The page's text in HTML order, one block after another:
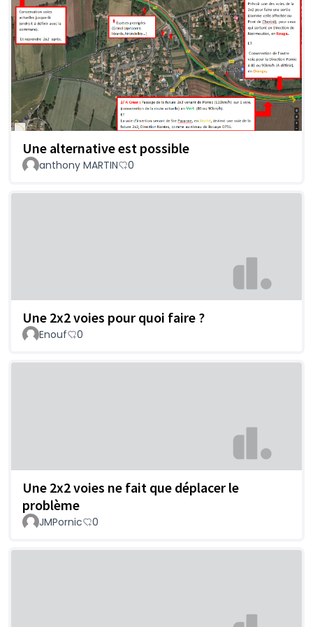
Une alternative est possible
anthony MARTIN 0
Une 2x2 voies pour quoi faire ?
Enouf 0
Une 2x2 voies ne fait que déplacer le
problème
JMPornic 0